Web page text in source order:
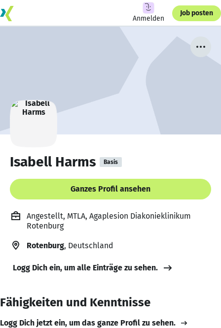
Anmelden
Job posten
Isabell Harms Basis
Ganzes Profil ansehen
Angestellt, MTLA, Agaplesion Diakonieklinikum
Rotenburg
Rotenburg, Deutschland
Logg Dich ein, um alle Einträge zu sehen.
Fähigkeiten und Kenntnisse
Logg Dich jetzt ein, um das ganze Profil zu sehen.